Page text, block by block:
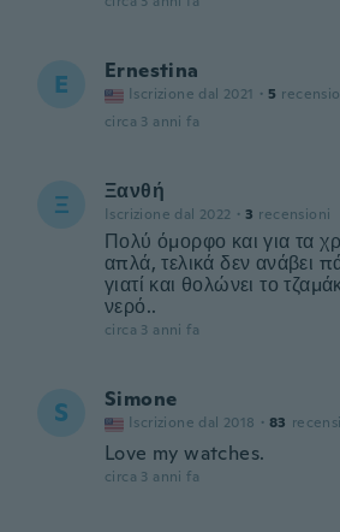
E Ernestina
Iscrizione dal 2021 · 5
circa 3 anni fa
Ξ Ξανθή
Iscrizione dal 2022 · 3 recensioni
Πολύ όμορφο και για τα
απλά, τελικά δεν ανάβει
γιατί και θολώνει το
νερό..
circa 3 anni fa
S Simone
Iscrizione dal 2018 · 83
Love my watches.
circa 3 anni fa